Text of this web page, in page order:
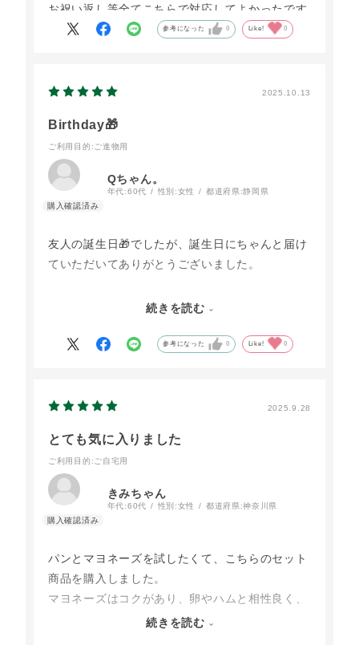
お祝い返し等全てこちらで対応してよかったです
参考になった 0 Like! 0
2025.10.13
Birthday🎁
ご利用目的 :ご進物用
Qちゃん。
年代:60代 性別:女性 都道府県:静岡県
友人の誕生日🎁でしたが、誕生日にちゃんと届け
ていただいてありがとうございました。
友人から、久しぶりにテンションが上がったと、
続きを読む
参考になった 0 Like! 0
2025.9.28
とても気に入りました
ご利用目的 :ご自宅用
きみちゃん
年代:60代 性別:女性 都道府県:神奈川県
パンとマヨネーズを試したくて、こちらのセット
商品を購入しました。
マヨネーズはコクがあり、卵やハムと相性良く、
ボクたちの食パンはずっしりと重みあり、弾力あ
続きを読む